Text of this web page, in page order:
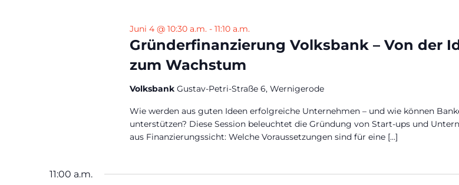
Gründerfinanzierung Volksbank – Von der
zum Wachstum
Juni 4 @ 10:30 a.m.- 11:10 a.m.
Volksbank Gustav-Petri-Straße 6, Wernigerode
Wie werden aus guten Ideen erfolgreiche Unternehmen – und wie können
unterstützen? Diese Session beleuchtet die Gründung von Start-ups und
aus Finanzierungssicht: Welche Voraussetzungen sind für eine […]
11:00 a.m.